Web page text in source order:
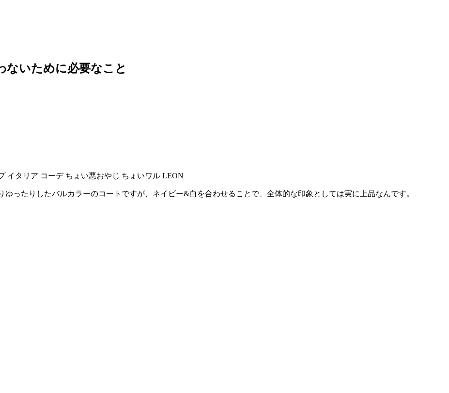
ないために必要なこと
ったりしたバルカラーのコートですが、ネイビー&白を合わせることで、全体的な印象としては実に上品なんです。